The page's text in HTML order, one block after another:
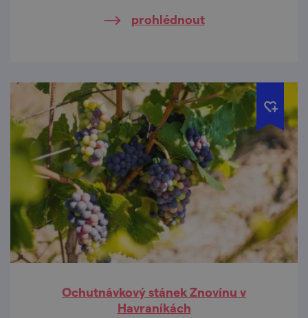
prohlédnout
Ochutnávkový stánek Znovínu v
Havraníkách